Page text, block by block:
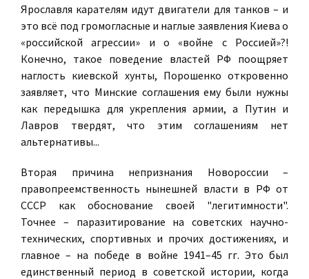
Ярославля карателям идут двигатели для танков – и
это всё под громогласные и наглые заявления Киева о
«российской агрессии» и о «войне с Россией»?!
Конечно, такое поведение властей РФ поощряет
наглость киевской хунты, Порошенко откровенно
заявляет, что Минские соглашения ему были нужны
как передышка для укрепления армии, а Путин и
Лавров твердят, что этим соглашениям нет
альтернативы...
Вторая причина непризнания Новороссии –
правопреемственность нынешней власти в РФ от
СССР как обоснование своей "легитимности".
Точнее – паразитирование на советских научно-
технических, спортивных и прочих достижениях, и
главное – на победе в войне 1941–45 гг. Это был
единственный период в советской истории, когда